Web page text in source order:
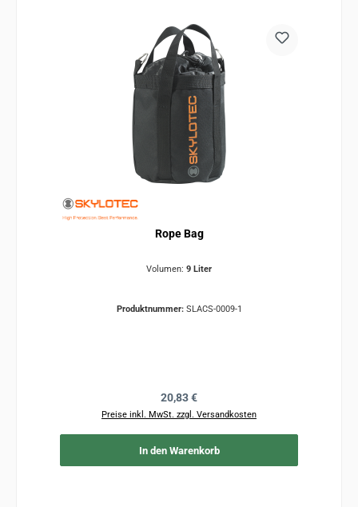
Rope Bag
Volumen: 9 Liter
Produktnummer: SLACS-0009-1
Regulärer Preis:
20,83 €
Preise inkl. MwSt. zzgl. Versandkosten
In den Warenkorb